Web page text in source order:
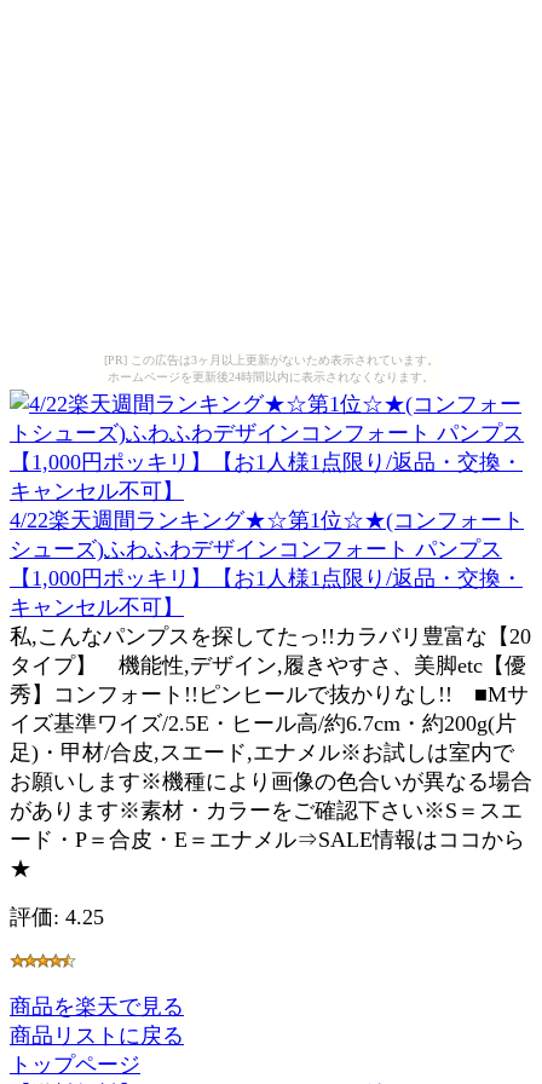
[PR] この広告は3ヶ月以上更新がないため表示されています。
ホームページを更新後24時間以内に表示されなくなります。
4/22楽天週間ランキング★☆第1位☆★(コンフォート
シューズ)ふわふわデザインコンフォート パンプス
【1,000円ポッキリ】【お1人様1点限り/返品・交換・
キャンセル不可】
私,こんなパンプスを探してたっ!!カラバリ豊富な【20
タイプ】 機能性,デザイン,履きやすさ、美脚etc【優
秀】コンフォート!!ピンヒールで抜かりなし!! ■Mサ
イズ基準ワイズ/2.5E・ヒール高/約6.7cm・約200g(片
足)・甲材/合皮,スエード,エナメル※お試しは室内で
お願いします※機種により画像の色合いが異なる場合
があります※素材・カラーをご確認下さい※S＝スエ
ード・P＝合皮・E＝エナメル⇒SALE情報はココから
★
評価: 4.25
商品を楽天で見る
商品リストに戻る
トップページ